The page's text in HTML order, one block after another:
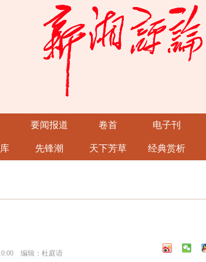
要闻报道 卷首 电子刊
先锋潮 天下芳草 经典赏析
编辑：杜庭语